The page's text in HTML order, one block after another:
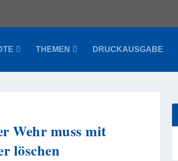
THEMEN DRUCKAUSGABE
Wehr muss mit
löschen